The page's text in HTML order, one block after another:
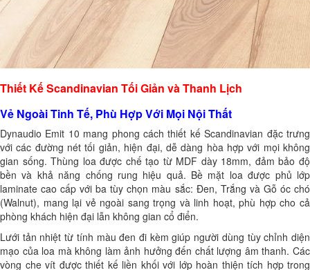
Thiết Kế Scandinavian Tối Giản và Thanh Lịch
Vẻ Ngoài Tinh Tế, Phù Hợp Với Mọi Nội Thất
Dynaudio Emit 10 mang phong cách thiết kế Scandinavian đặc trưng
với các đường nét tối giản, hiện đại, dễ dàng hòa hợp với mọi không
gian sống. Thùng loa được chế tạo từ MDF dày 18mm, đảm bảo độ
bền và khả năng chống rung hiệu quả. Bề mặt loa được phủ lớp
laminate cao cấp với ba tùy chọn màu sắc: Đen, Trắng và Gỗ óc chó
(Walnut), mang lại vẻ ngoài sang trọng và linh hoạt, phù hợp cho cả
phòng khách hiện đại lẫn không gian cổ điển.
Lưới tản nhiệt từ tính màu đen đi kèm giúp người dùng tùy chỉnh diện
mạo của loa mà không làm ảnh hưởng đến chất lượng âm thanh. Các
vòng che vít được thiết kế liền khối với lớp hoàn thiện tích hợp trong